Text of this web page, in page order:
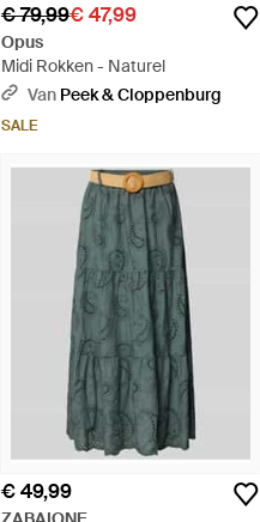
€ 79,99€ 47,99
Opus
Midi Rokken - Naturel
Van Peek & Cloppenburg
SALE
€ 49,99